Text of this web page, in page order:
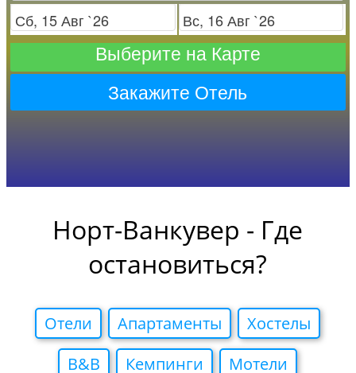
Выберите на Карте
Закажите Отель
Норт-Ванкувер - Где
остановиться?
Отели Апартаменты
Хостелы
B&B
Кемпинги
Мотели